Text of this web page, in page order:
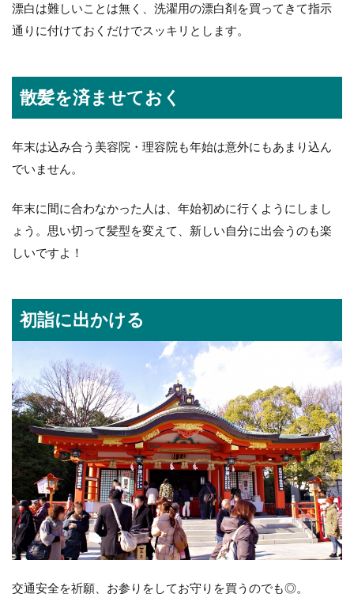
漂白は難しいことは無く、洗濯用の漂白剤を買ってきて指示
通りに付けておくだけでスッキリとします。
散髪を済ませておく
年末は込み合う美容院・理容院も年始は意外にもあまり込ん
でいません。
年末に間に合わなかった人は、年始初めに行くようにしまし
ょう。思い切って髪型を変えて、新しい自分に出会うのも楽
しいですよ！
初詣に出かける
交通安全を祈願、お参りをしてお守りを買うのでも◎。